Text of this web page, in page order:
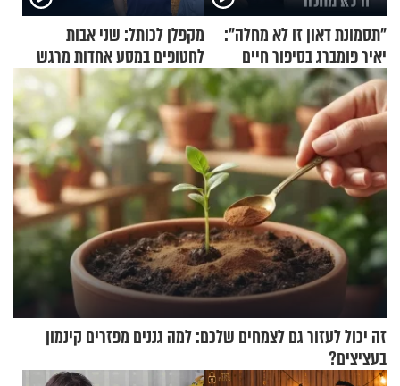
"תסמונת דאון זו לא מחלה":
יאיר פומברג בסיפור חיים
מעורר השראה
מקפלן לכותל: שני אבות
לחטופים במסע אחדות מרגש
זה יכול לעזור גם לצמחים שלכם: למה גננים מפזרים קינמון
בעציצים?